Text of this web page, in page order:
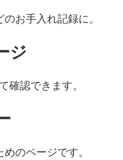
お手入れ記録に。
ジ
確認できます。
のページです。